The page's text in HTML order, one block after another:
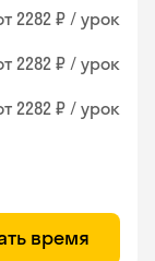
2282 ₽ / урок
2282 ₽ / урок
2282 ₽ / урок
время